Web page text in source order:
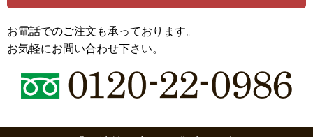
お電話でのご注文も承っております。
お気軽にお問い合わせ下さい。